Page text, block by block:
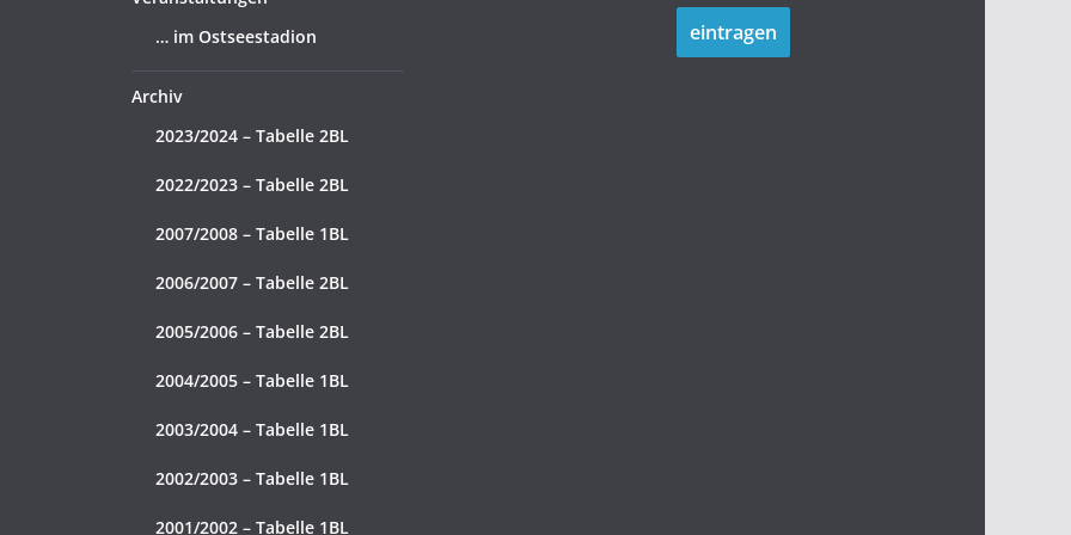
… im Ostseestadion
Archiv
2023/2024 – Tabelle 2BL
2022/2023 – Tabelle 2BL
2007/2008 – Tabelle 1BL
2006/2007 – Tabelle 2BL
2005/2006 – Tabelle 2BL
2004/2005 – Tabelle 1BL
2003/2004 – Tabelle 1BL
2002/2003 – Tabelle 1BL
2001/2002 – Tabelle 1BL